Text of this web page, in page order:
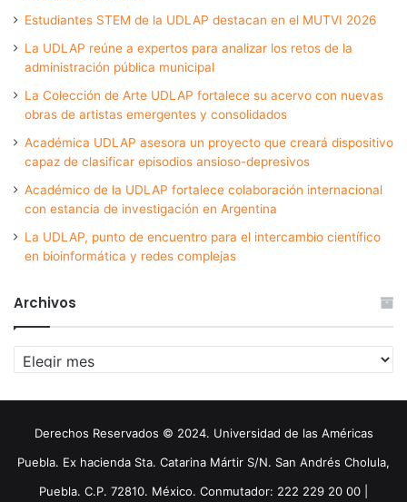
Estudiantes STEM de la UDLAP destacan en el MUTVI 2026
La UDLAP reúne a expertos para analizar los retos de la
administración pública municipal
La Colección de Arte UDLAP fortalece su acervo con nuevas
obras de artistas emergentes y consolidados
Académica UDLAP asesora un proyecto que creará dispositivo
capaz de clasificar episodios ansioso-depresivos
Académico de la UDLAP fortalece colaboración internacional
con estancia de investigación en Argentina
La UDLAP, punto de encuentro para el intercambio científico
en bioinformática y redes complejas
Archivos
Archivos
Derechos Reservados © 2024. Universidad de las Américas
Puebla. Ex hacienda Sta. Catarina Mártir S/N. San Andrés Cholula,
Puebla. C.P. 72810. México. Conmutador: 222 229 20 00 |